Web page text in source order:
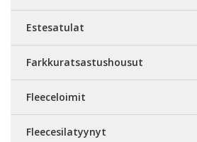
Estesatulat
Farkkuratsastushousut
Fleeceloimit
Fleecesilatyynyt